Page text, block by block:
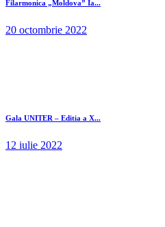
Filarmonica „Moldova” Ia...
20 octombrie 2022
Gala UNITER – Editia a X...
12 iulie 2022